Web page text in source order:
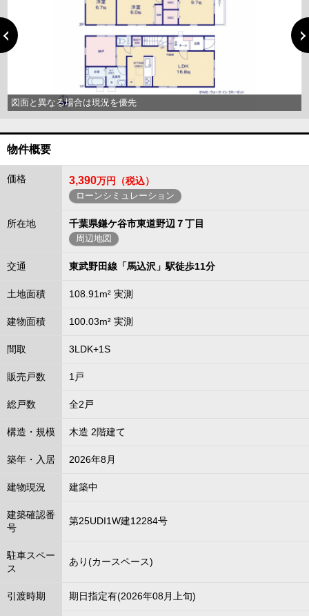
図面と異なる場合は現況を優先
物件概要
価格 3,390万円（税込）
ローンシミュレーション
所在地 千葉県鎌ケ谷市東道野辺７丁目
周辺地図
交通 東武野田線「馬込沢」駅徒歩11分
土地面積 108.91m² 実測
建物面積 100.03m² 実測
間取 3LDK+1S
販売戸数 1戸
総戸数 全2戸
構造・規模 木造 2階建て
築年・入居 2026年8月
建物現況 建築中
建築確認番
号
第25UDI1W建12284号
駐車スペー
ス
あり(カースペース)
引渡時期 期日指定有(2026年08月上旬)